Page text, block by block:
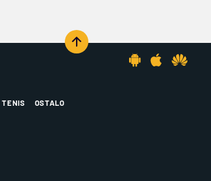
TENIS OSTALO